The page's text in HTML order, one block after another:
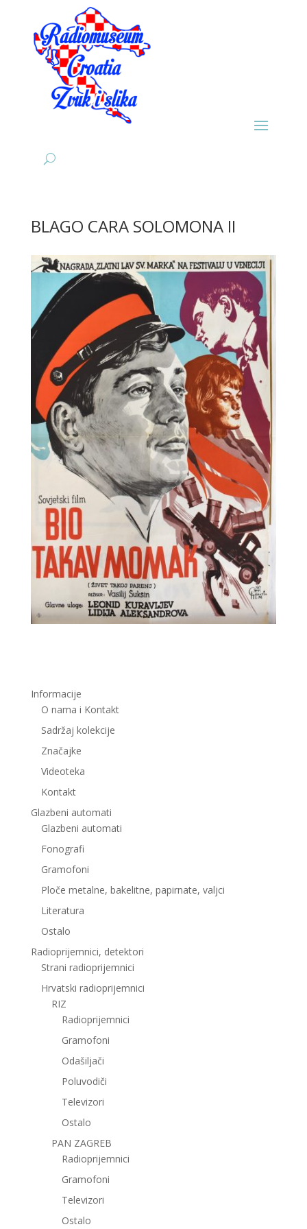
BLAGO CARA SOLOMONA II
Informacije
O nama i Kontakt
Sadržaj kolekcije
Značajke
Videoteka
Kontakt
Glazbeni automati
Glazbeni automati
Fonografi
Gramofoni
Ploče metalne, bakelitne, papirnate, valjci
Literatura
Ostalo
Radioprijemnici, detektori
Strani radioprijemnici
Hrvatski radioprijemnici
RIZ
Radioprijemnici
Gramofoni
Odašiljači
Poluvodiči
Televizori
Ostalo
PAN ZAGREB
Radioprijemnici
Gramofoni
Televizori
Ostalo